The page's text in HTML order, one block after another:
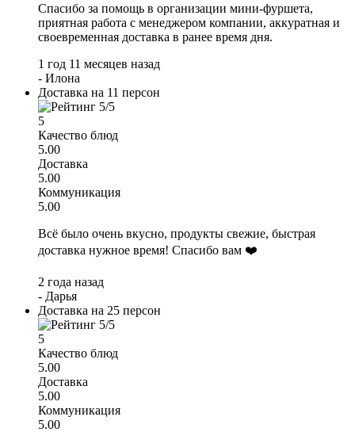
Спасибо за помощь в организации мини-фуршета,
приятная работа с менеджером компании, аккуратная и
своевременная доставка в ранее время дня.
1 год 11 месяцев назад
- Илона
Доставка на 11 персон
5
Качество блюд
5.00
Доставка
5.00
Коммуникация
5.00
Всё было очень вкусно, продукты свежие, быстрая
доставка нужное время! Спасибо вам ❤️
2 года назад
- Дарья
Доставка на 25 персон
5
Качество блюд
5.00
Доставка
5.00
Коммуникация
5.00